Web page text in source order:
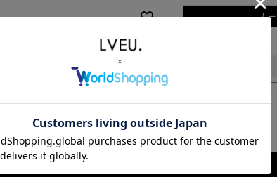
カ
商品についてのお問い合わせ